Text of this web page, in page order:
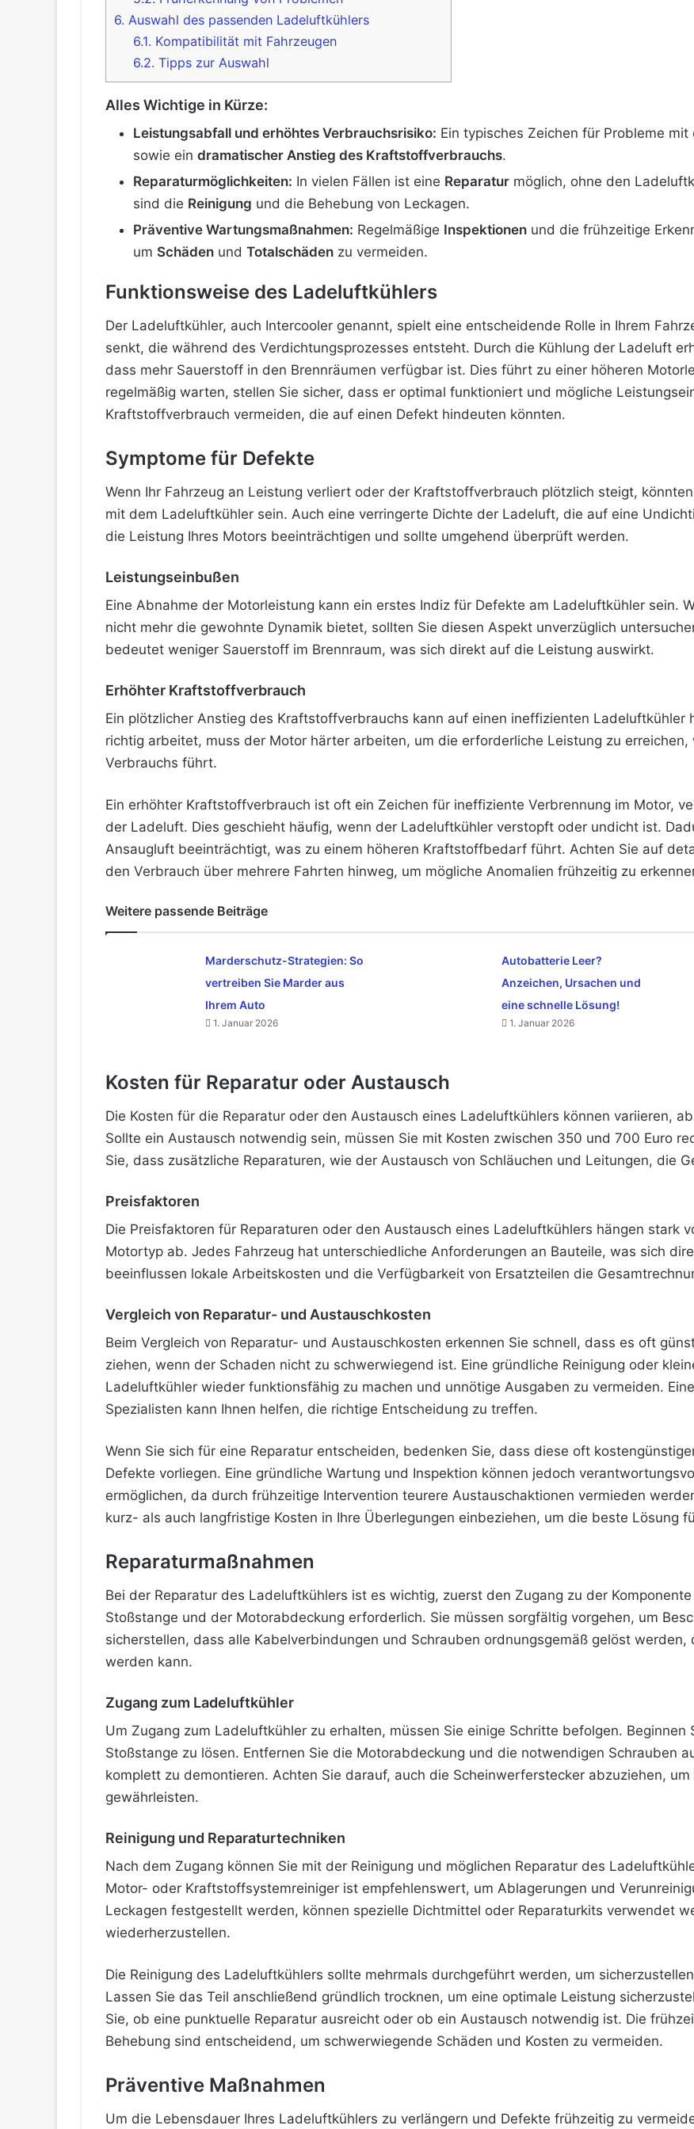
6. Auswahl des passenden Ladeluftkühlers
6.1. Kompatibilität mit Fahrzeugen
6.2. Tipps zur Auswahl
Alles Wichtige in Kürze:
Leistungsabfall und erhöhtes Verbrauchsrisiko: Ein typisches Zeichen für Probleme
sowie ein dramatischer Anstieg des Kraftstoffverbrauchs.
Reparaturmöglichkeiten: In vielen Fällen ist eine Reparatur möglich, ohne den
sind die Reinigung und die Behebung von Leckagen.
Präventive Wartungsmaßnahmen: Regelmäßige Inspektionen und die frühzeitige
um Schäden und Totalschäden zu vermeiden.
Funktionsweise des Ladeluftkühlers
Der Ladeluftkühler, auch Intercooler genannt, spielt eine entscheidende Rolle in Ihrem
senkt, die während des Verdichtungsprozesses entsteht. Durch die Kühlung der Ladeluft
dass mehr Sauerstoff in den Brennräumen verfügbar ist. Dies führt zu einer höheren
regelmäßig warten, stellen Sie sicher, dass er optimal funktioniert und mögliche
Kraftstoffverbrauch vermeiden, die auf einen Defekt hindeuten könnten.
Symptome für Defekte
Wenn Ihr Fahrzeug an Leistung verliert oder der Kraftstoffverbrauch plötzlich steigt,
mit dem Ladeluftkühler sein. Auch eine verringerte Dichte der Ladeluft, die auf eine
die Leistung Ihres Motors beeinträchtigen und sollte umgehend überprüft werden.
Leistungseinbußen
Eine Abnahme der Motorleistung kann ein erstes Indiz für Defekte am Ladeluftkühler sein.
nicht mehr die gewohnte Dynamik bietet, sollten Sie diesen Aspekt unverzüglich
bedeutet weniger Sauerstoff im Brennraum, was sich direkt auf die Leistung auswirkt.
Erhöhter Kraftstoffverbrauch
Ein plötzlicher Anstieg des Kraftstoffverbrauchs kann auf einen ineffizienten Ladeluftkühler
richtig arbeitet, muss der Motor härter arbeiten, um die erforderliche Leistung zu
Verbrauchs führt.
Ein erhöhter Kraftstoffverbrauch ist oft ein Zeichen für ineffiziente Verbrennung im Motor,
der Ladeluft. Dies geschieht häufig, wenn der Ladeluftkühler verstopft oder undicht ist.
Ansaugluft beeinträchtigt, was zu einem höheren Kraftstoffbedarf führt. Achten Sie auf
den Verbrauch über mehrere Fahrten hinweg, um mögliche Anomalien frühzeitig zu
Weitere passende Beiträge
Marderschutz-Strategien: So
vertreiben Sie Marder aus
Ihrem Auto
1. Januar 2026
Autobatterie Leer?
Anzeichen, Ursachen und
eine schnelle Lösung!
1. Januar 2026
Kosten für Reparatur oder Austausch
Die Kosten für die Reparatur oder den Austausch eines Ladeluftkühlers können variieren,
Sollte ein Austausch notwendig sein, müssen Sie mit Kosten zwischen 350 und 700 Euro
Sie, dass zusätzliche Reparaturen, wie der Austausch von Schläuchen und Leitungen, die
Preisfaktoren
Die Preisfaktoren für Reparaturen oder den Austausch eines Ladeluftkühlers hängen stark
Motortyp ab. Jedes Fahrzeug hat unterschiedliche Anforderungen an Bauteile, was sich
beeinflussen lokale Arbeitskosten und die Verfügbarkeit von Ersatzteilen die
Vergleich von Reparatur- und Austauschkosten
Beim Vergleich von Reparatur- und Austauschkosten erkennen Sie schnell, dass es oft
ziehen, wenn der Schaden nicht zu schwerwiegend ist. Eine gründliche Reinigung oder
Ladeluftkühler wieder funktionsfähig zu machen und unnötige Ausgaben zu vermeiden.
Spezialisten kann Ihnen helfen, die richtige Entscheidung zu treffen.
Wenn Sie sich für eine Reparatur entscheiden, bedenken Sie, dass diese oft
Defekte vorliegen. Eine gründliche Wartung und Inspektion können jedoch
ermöglichen, da durch frühzeitige Intervention teurere Austauschaktionen vermieden
kurz- als auch langfristige Kosten in Ihre Überlegungen einbeziehen, um die beste Lösung
Reparaturmaßnahmen
Bei der Reparatur des Ladeluftkühlers ist es wichtig, zuerst den Zugang zu der
Stoßstange und der Motorabdeckung erforderlich. Sie müssen sorgfältig vorgehen, um
sicherstellen, dass alle Kabelverbindungen und Schrauben ordnungsgemäß gelöst
werden kann.
Zugang zum Ladeluftkühler
Um Zugang zum Ladeluftkühler zu erhalten, müssen Sie einige Schritte befolgen. Beginnen
Stoßstange zu lösen. Entfernen Sie die Motorabdeckung und die notwendigen Schrauben
komplett zu demontieren. Achten Sie darauf, auch die Scheinwerferstecker abzuziehen,
gewährleisten.
Reinigung und Reparaturtechniken
Nach dem Zugang können Sie mit der Reinigung und möglichen Reparatur des
Motor- oder Kraftstoffsystemreiniger ist empfehlenswert, um Ablagerungen und
Leckagen festgestellt werden, können spezielle Dichtmittel oder Reparaturkits verwendet
wiederherzustellen.
Die Reinigung des Ladeluftkühlers sollte mehrmals durchgeführt werden, um
Lassen Sie das Teil anschließend gründlich trocknen, um eine optimale Leistung
Sie, ob eine punktuelle Reparatur ausreicht oder ob ein Austausch notwendig ist. Die
Behebung sind entscheidend, um schwerwiegende Schäden und Kosten zu vermeiden.
Präventive Maßnahmen
Um die Lebensdauer Ihres Ladeluftkühlers zu verlängern und Defekte frühzeitig zu